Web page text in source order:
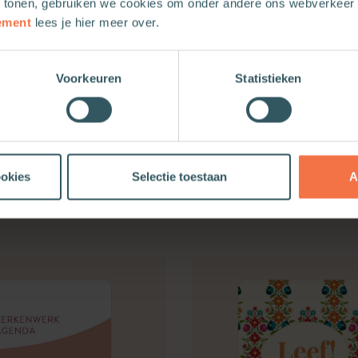
gebruiken we cookies om onder andere ons webverkeer
lees je hier meer over.
Voorkeuren Statistieken
Selectie toestaan
Het toont een wereld die soms ver weg lijkt –